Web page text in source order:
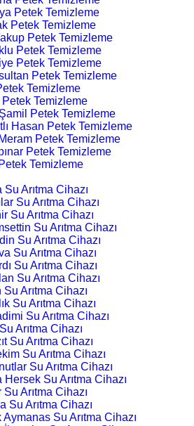
Petek Temizleme
Petek Temizleme
Petek Temizleme
Petek Temizleme
Petek Temizleme
Petek Temizleme
Temizleme
Temizleme
Petek Temizleme
Hasan Petek Temizleme
Petek Temizleme
Petek Temizleme
Temizleme
Su Arıtma Cihazı
Su Arıtma Cihazı
Su Arıtma Cihazı
Su Arıtma Cihazı
Su Arıtma Cihazı
Su Arıtma Cihazı
Su Arıtma Cihazı
Su Arıtma Cihazı
Arıtma Cihazı
Su Arıtma Cihazı
Su Arıtma Cihazı
Arıtma Cihazı
Su Arıtma Cihazı
Su Arıtma Cihazı
Su Arıtma Cihazı
Hersek Su Arıtma Cihazı
Su Arıtma Cihazı
Su Arıtma Cihazı
Aymanas Su Arıtma Cihazı